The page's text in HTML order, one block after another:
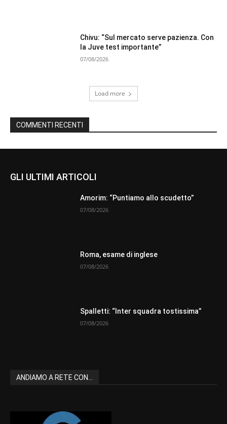
Chivu: “Sul mercato serve pazienza. Con
la Juve test importante”
07/08/2026
Load more
COMMENTI RECENTI
GLI ULTIMI ARTICOLI
Amorim: “Puntiamo allo scudetto”
07/08/2026
Roma, esame di inglese
07/08/2026
Spalletti: “Inter squadra tostissima”
07/08/2026
ANDIAMO A RETE CON...